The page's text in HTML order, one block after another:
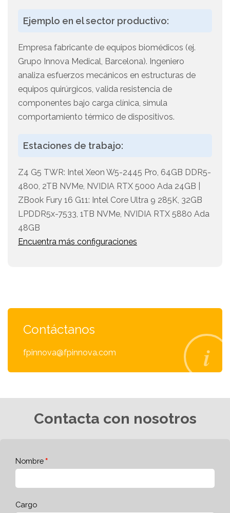
Ejemplo en el sector productivo:
Empresa fabricante de equipos biomédicos (ej.
Grupo Innova Medical, Barcelona). Ingeniero
analiza esfuerzos mecánicos en estructuras de
equipos quirúrgicos, valida resistencia de
componentes bajo carga clínica, simula
comportamiento térmico de dispositivos.
Estaciones de trabajo:
Z4 G5 TWR: Intel Xeon W5-2445 Pro, 64GB DDR5-
4800, 2TB NVMe, NVIDIA RTX 5000 Ada 24GB |
ZBook Fury 16 G11: Intel Core Ultra 9 285K, 32GB
LPDDR5x-7533, 1TB NVMe, NVIDIA RTX 5880 Ada
48GB
Encuentra más configuraciones
Contáctanos
fpinnova@fpinnova.com
Contacta con nosotros
Nombre
Cargo